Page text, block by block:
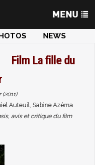
NEWS
Film La fille du
Auteuil, Sabine Azéma
avis et critique du film